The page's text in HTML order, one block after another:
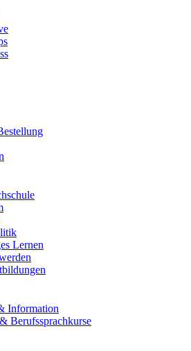
Lernen
Information
Berufssprachkurse